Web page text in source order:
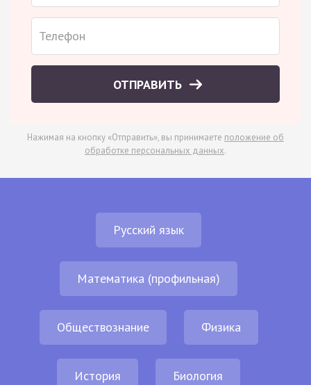
ОТПРАВИТЬ
Нажимая на кнопку «Отправить», вы принимаете положение об
обработке персональных данных.
Русский язык
Математика (профильная)
Обществознание Физика
История Биология